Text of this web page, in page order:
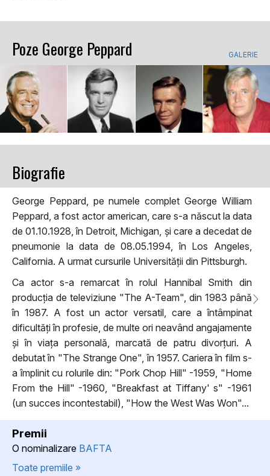
Poze George Peppard GALERIE
Biografie
George Peppard, pe numele complet George William
Peppard, a fost actor american, care s-a născut la data
de 01.10.1928, în Detroit, Michigan, și care a decedat de
pneumonie la data de 08.05.1994, în Los Angeles,
California. A urmat cursurile Universității din Pittsburgh.
Ca actor s-a remarcat în rolul Hannibal Smith din
producția de televiziune "The A-Team", din 1983 până
în 1987. A fost un actor versatil, care a întâmpinat
dificultăți în profesie, de multe ori neavând angajamente
și în viața personală, marcată de patru divorțuri. A
debutat în "The Strange One", în 1957. Cariera în film s-
a împlinit cu rolurile din: "Pork Chop Hill" -1959, "Home
From the Hill" -1960, "Breakfast at Tiffany' s" -1961
(un succes incontestabil), "How the West Was Won"...
Premii
O nominalizare BAFTA
Toate premiile »